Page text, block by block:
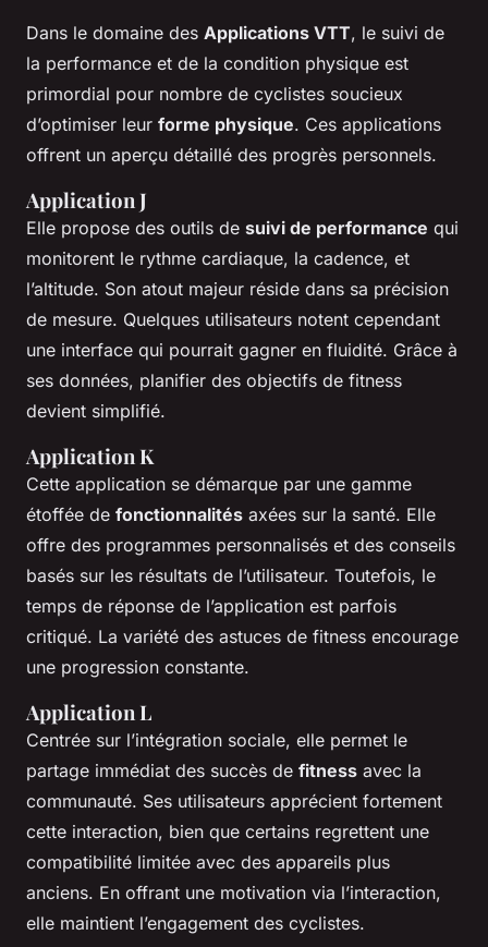
Dans le domaine des Applications VTT, le suivi de
la performance et de la condition physique est
primordial pour nombre de cyclistes soucieux
d’optimiser leur forme physique. Ces applications
offrent un aperçu détaillé des progrès personnels.
Application J
Elle propose des outils de suivi de performance qui
monitorent le rythme cardiaque, la cadence, et
l’altitude. Son atout majeur réside dans sa précision
de mesure. Quelques utilisateurs notent cependant
une interface qui pourrait gagner en fluidité. Grâce à
ses données, planifier des objectifs de fitness
devient simplifié.
Application K
Cette application se démarque par une gamme
étoffée de fonctionnalités axées sur la santé. Elle
offre des programmes personnalisés et des conseils
basés sur les résultats de l’utilisateur. Toutefois, le
temps de réponse de l’application est parfois
critiqué. La variété des astuces de fitness encourage
une progression constante.
Application L
Centrée sur l’intégration sociale, elle permet le
partage immédiat des succès de fitness avec la
communauté. Ses utilisateurs apprécient fortement
cette interaction, bien que certains regrettent une
compatibilité limitée avec des appareils plus
anciens. En offrant une motivation via l’interaction,
elle maintient l’engagement des cyclistes.